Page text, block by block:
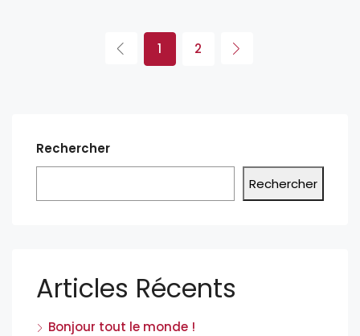
1 2
Rechercher
Rechercher
Articles Récents
Bonjour tout le monde !